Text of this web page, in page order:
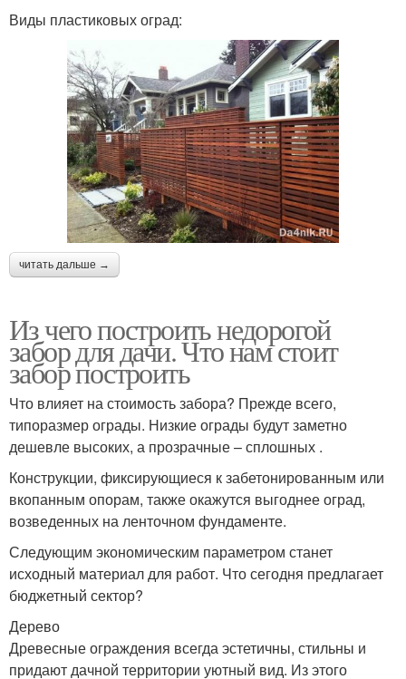
Виды пластиковых оград:
читать дальше →
Из чего построить недорогой
забор для дачи. Что нам стоит
забор построить
Что влияет на стоимость забора? Прежде всего,
типоразмер ограды. Низкие ограды будут заметно
дешевле высоких, а прозрачные – сплошных .
Конструкции, фиксирующиеся к забетонированным или
вкопанным опорам, также окажутся выгоднее оград,
возведенных на ленточном фундаменте.
Следующим экономическим параметром станет
исходный материал для работ. Что сегодня предлагает
бюджетный сектор?
Дерево
Древесные ограждения всегда эстетичны, стильны и
придают дачной территории уютный вид. Из этого